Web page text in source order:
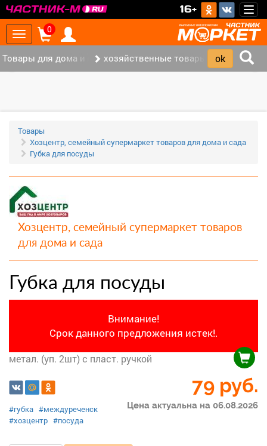
16+
Toggle
navigation
0
Товары для дома и офиса (117)хозяйственные товары (37)
Товары
Хозцентр, семейный супермаркет товаров для дома и сада
Губка для посуды
Хозцентр, семейный супермаркет товаров
для дома и сада
Губка для посуды
Внимание!
Срок данного предложения истек!.
метал. (уп. 2шт) с пласт. ручкой
79 руб.
Цена актуальна на 06.08.2026
#губка #междуреченск
#хозцентр #посуда
‹ ›